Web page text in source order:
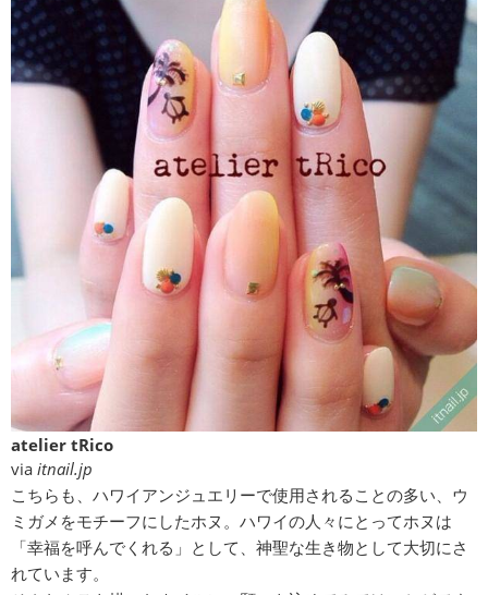
atelier tRico
via itnail.jp
こちらも、ハワイアンジュエリーで使用されることの多い、ウ
ミガメをモチーフにしたホヌ。ハワイの人々にとってホヌは
「幸福を呼んでくれる」として、神聖な生き物として大切にさ
れています。